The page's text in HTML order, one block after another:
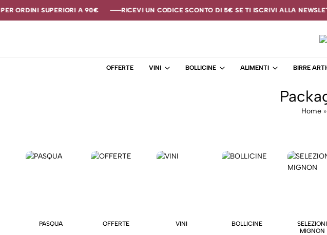
ORDINI SUPERIORI A 90€ RICEVI UN CODICE SCONTO DI 5€ SE TI ISCRIVI ALLA
ORDINI SUPERIORI A 90€ RICEVI UN CODICE SCONTO DI 5€ SE TI ISCRIVI ALLA
ORDINI SUPERIORI A 90€ RICEVI UN CODICE SCONTO DI 5€ SE TI ISCRIVI ALLA
–
OFFERTE VINI BOLLICINE ALIMENTI BIRRE
Home»
PASQUA OFFERTE VINI BOLLICINE
SELEZIONI
MIGNON